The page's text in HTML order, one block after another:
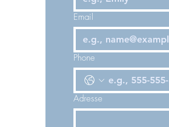
Email
Phone
Adresse